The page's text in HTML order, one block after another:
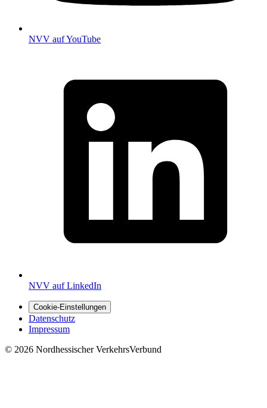
NVV auf YouTube
NVV auf LinkedIn
Cookie-Einstellungen
Datenschutz
Impressum
© 2026 Nordhessischer VerkehrsVerbund